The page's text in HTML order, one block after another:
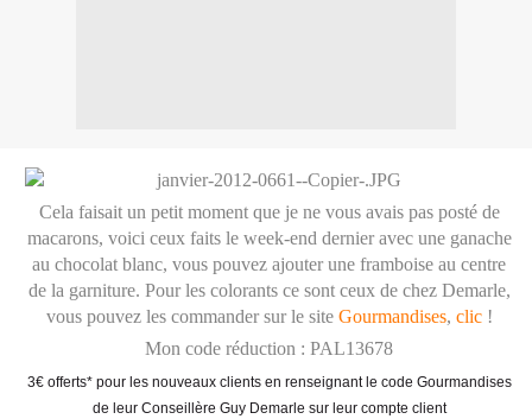
Cela faisait un petit moment que je ne vous avais pas posté de
macarons, voici ceux faits le week-end dernier avec une ganache
au chocolat blanc, vous pouvez ajouter une framboise au centre
de la garniture. Pour les colorants ce sont ceux de chez Demarle,
vous pouvez les commander sur le site Gourmandises, clic!
Mon code réduction : PAL13678
3€ offerts* pour les nouveaux clients en renseignant le code Gourmandises
de leur Conseillère Guy Demarle sur leur compte client